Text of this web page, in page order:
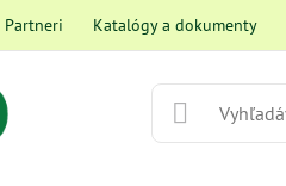
Partneri Katalógy a dokumenty